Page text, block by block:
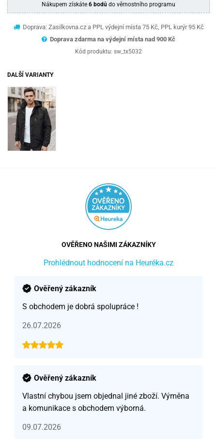
Nákupem získáte 6 bodů do věrnostního programu
Doprava: Zasilkovna.cz a PPL výdejní místa 75 Kč, PPL kurýr 95 Kč
Doprava zdarma na výdejní místa nad 900 Kč
Kód produktu: sw_tx5032
DALŠÍ VARIANTY
OVĚŘENO NAŠIMI ZÁKAZNÍKY
Prohlédnout hodnocení na Heuréka.cz
Ověřený zákazník
S obchodem je dobrá spolupráce !
26.07.2026
Ověřený zákazník
Vlastní chybou jsem objednal jiné zboží. Výměna
a komunikace s obchodem výborná.
09.07.2026